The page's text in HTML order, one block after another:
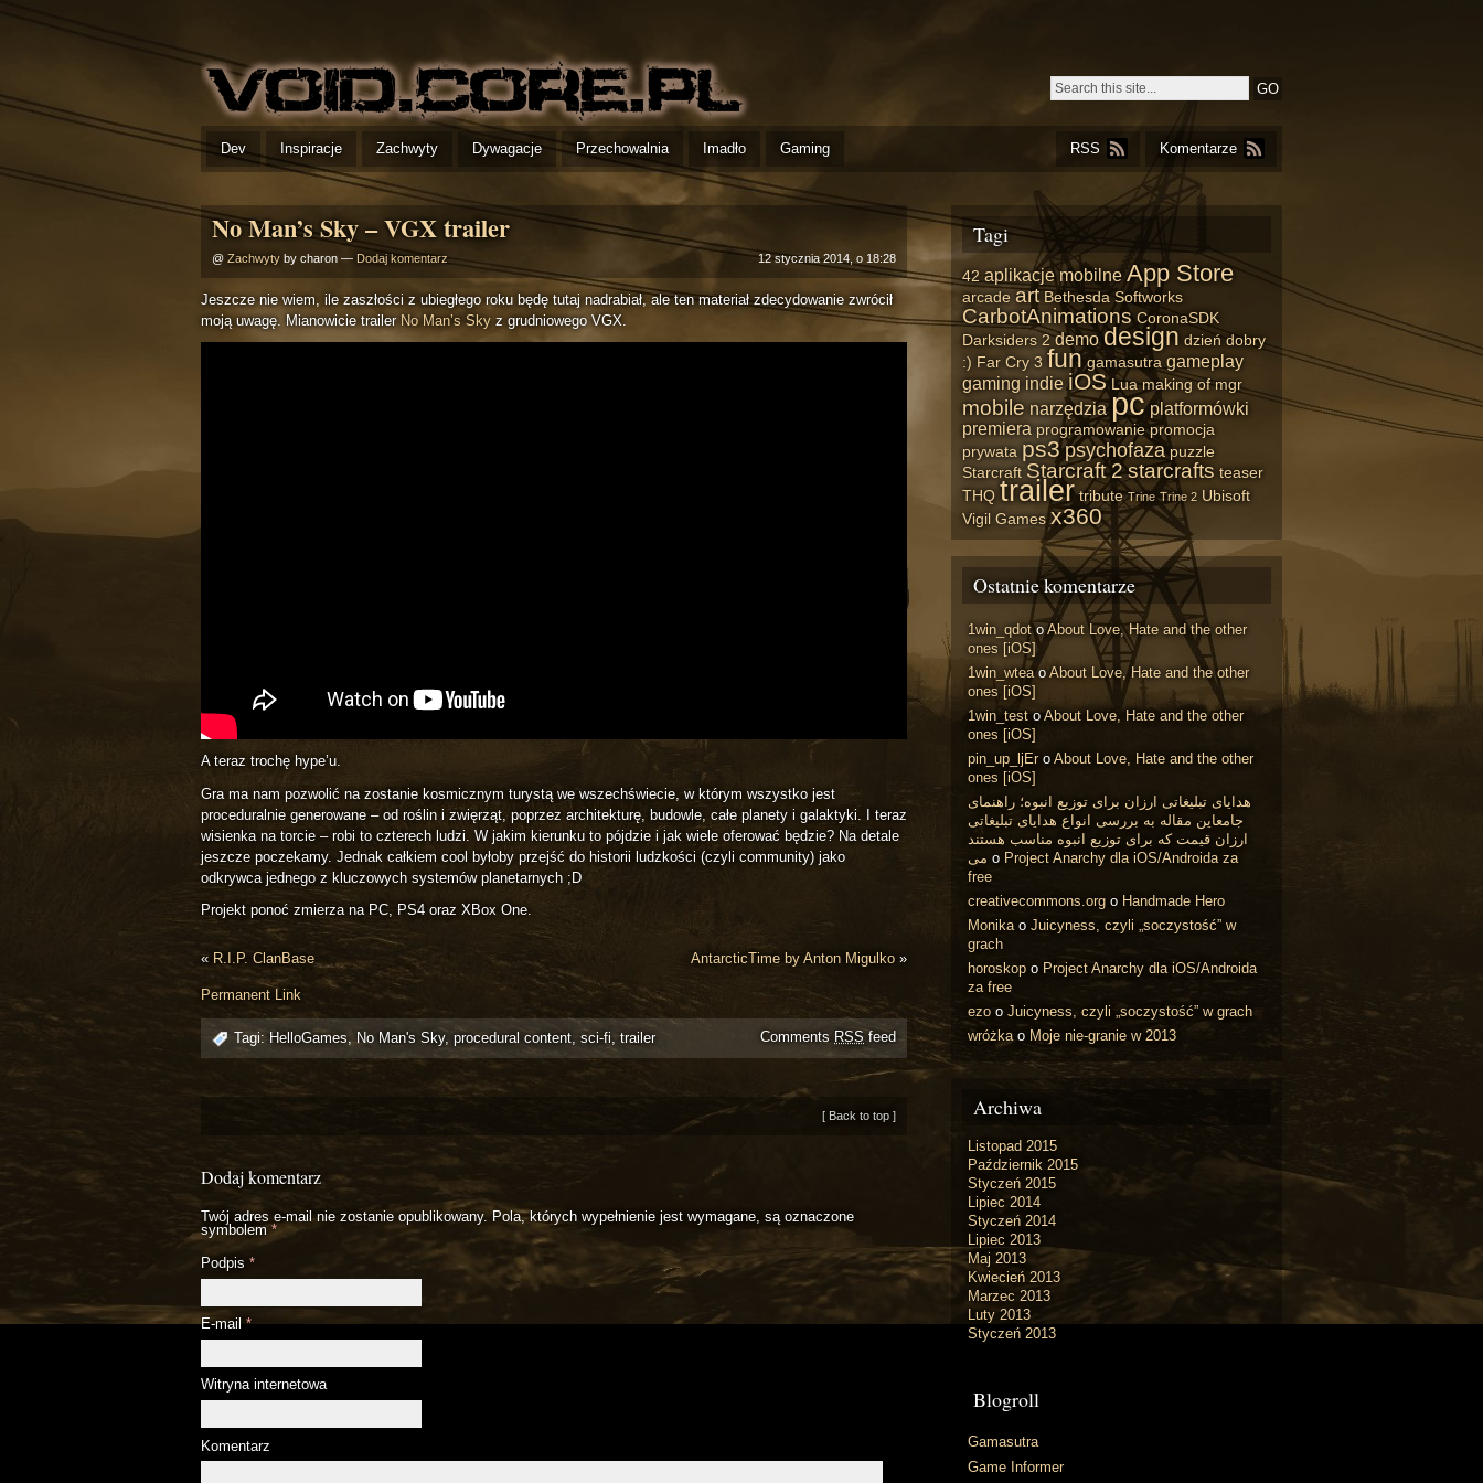
Dev Inspiracje Zachwyty Dywagacje Przechowalnia Imadło Gaming Komentarze
RSS
No Man’s Sky – VGX trailer
@ Zachwyty by charon — Dodaj komentarz 12 stycznia 2014, o 18:28
Jeszcze nie wiem, ile zaszłości z ubiegłego roku będę tutaj nadrabiał, ale ten materiał zdecydowanie zwrócił
moją uwagę. Mianowicie trailer No Man’s Sky z grudniowego VGX.
A teraz trochę hype’u.
Gra ma nam pozwolić na zostanie kosmicznym turystą we wszechświecie, w którym wszystko jest
proceduralnie generowane – od roślin i zwięrząt, poprzez architekturę, budowle, całe planety i galaktyki. I teraz
wisienka na torcie – robi to czterech ludzi. W jakim kierunku to pójdzie i jak wiele oferować będzie? Na detale
jeszcze poczekamy. Jednak całkiem cool byłoby przejść do historii ludzkości (czyli community) jako
odkrywca jednego z kluczowych systemów planetarnych ;D
Projekt ponoć zmierza na PC, PS4 oraz XBox One.
« R.I.P. ClanBase AntarcticTime by Anton Migulko »
Permanent Link
Tagi: HelloGames,No Man's Sky,procedural content, sci-fi, trailer Comments RSS feed
[ Back to top ]
Dodaj komentarz
Twój adres e-mail nie zostanie opublikowany.Pola, których wypełnienie jest wymagane, są oznaczone
symbolem*
Podpis *
E-mail *
Witryna internetowa
Komentarz
Tagi
42 aplikacje mobilne App Store
arcade art Bethesda Softworks
CarbotAnimations CoronaSDK
Darksiders 2 demo design dzień dobry
:) Far Cry 3 fun gamasutra gameplay
gaming indie iOS Lua making of mgr
mobile narzędzia pc platformówki
premiera programowanie promocja
prywata ps3 psychofaza puzzle
Starcraft Starcraft 2starcrafts teaser
THQ trailer tribute Trine Trine 2 Ubisoft
Vigil Games x360
Ostatnie komentarze
1win_qdotoAbout Love, Hate and the other
ones [iOS]
1win_wtea o About Love, Hate and the other
ones [iOS]
1win_testoAbout Love, Hate and the other
ones [iOS]
pin_up_ljEro About Love, Hate and the other
ones [iOS]
هدایای تبلیغاتی ارزان برای توزیع انبوه؛ راهنمای
جامعاین مقاله به بررسی انواع هدایای تبلیغاتی
ارزان قیمت که برای توزیع انبوه مناسب هستند
می o Project Anarchy dla iOS/Androida za
free
creativecommons.org o Handmade Hero
Monika o Juicyness, czyli „soczystość” w
grach
horoskop o Project Anarchy dla iOS/Androida
za free
ezo o Juicyness, czyli „soczystość” w grach
wróżka o Moje nie-granie w 2013
Archiwa
Listopad 2015
Październik 2015
Styczeń 2015
Lipiec 2014
Styczeń 2014
Lipiec 2013
Maj 2013
Kwiecień 2013
Marzec 2013
Luty 2013
Styczeń 2013
Blogroll
Gamasutra
Game Informer